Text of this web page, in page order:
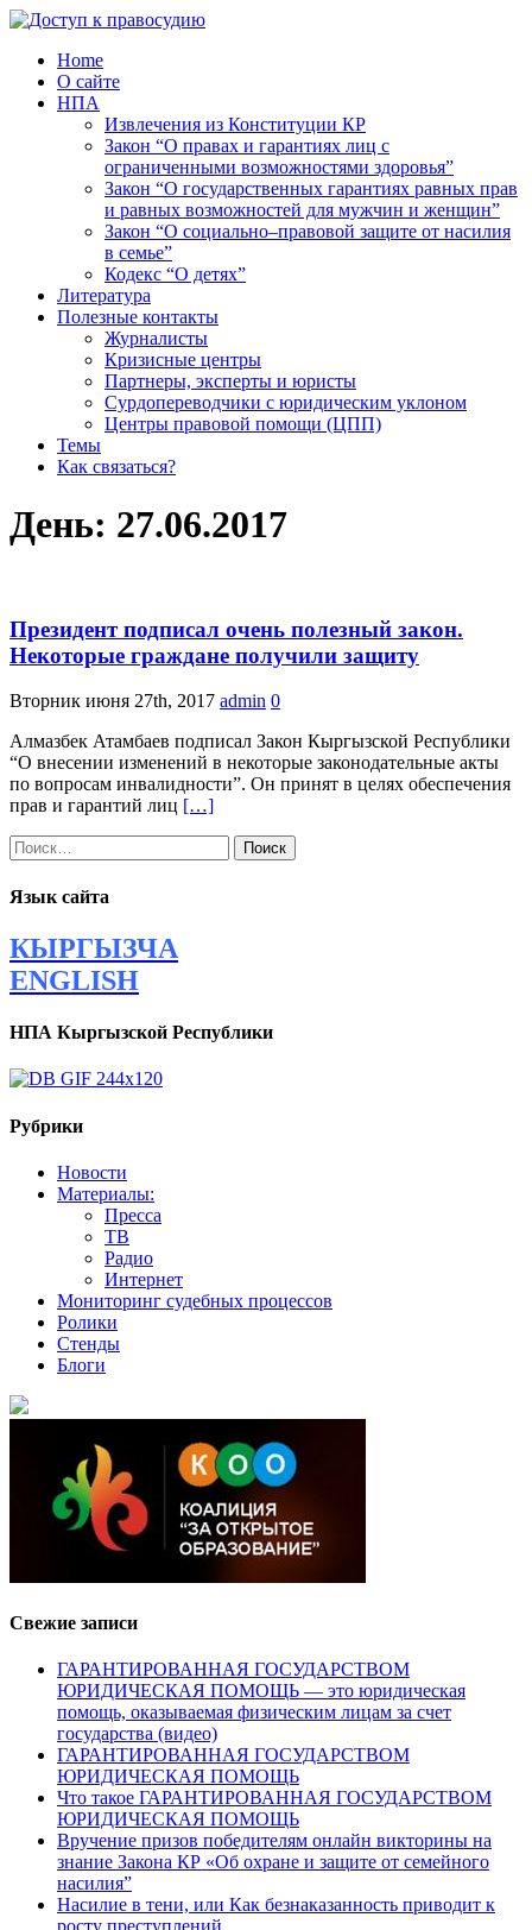
Home
О сайте
НПА
Извлечения из Конституции КР
Закон “О правах и гарантиях лиц с
ограниченными возможностями здоровья”
Закон “О государственных гарантиях равных прав
и равных возможностей для мужчин и женщин”
Закон “О социально–правовой защите от насилия
в семье”
Кодекс “О детях”
Литература
Полезные контакты
Журналисты
Кризисные центры
Партнеры, эксперты и юристы
Сурдопереводчики с юридическим уклоном
Центры правовой помощи (ЦПП)
Темы
Как связаться?
День: 27.06.2017
Президент подписал очень полезный закон.
Некоторые граждане получили защиту
Вторник июня 27th, 2017 admin 0
Алмазбек Атамбаев подписал Закон Кыргызской Республики
“О внесении изменений в некоторые законодательные акты
по вопросам инвалидности”. Он принят в целях обеспечения
прав и гарантий лиц […]
Найти:
Язык сайта
КЫРГЫЗЧА
ENGLISH
НПА Кыргызской Республики
Рубрики
Новости
Материалы:
Пресса
ТВ
Радио
Интернет
Мониторинг судебных процессов
Ролики
Стенды
Блоги
Свежие записи
ГАРАНТИРОВАННАЯ ГОСУДАРСТВОМ
ЮРИДИЧЕСКАЯ ПОМОЩЬ — это юридическая
помощь, оказываемая физическим лицам за счет
государства (видео)
ГАРАНТИРОВАННАЯ ГОСУДАРСТВОМ
ЮРИДИЧЕСКАЯ ПОМОЩЬ
Что такое ГАРАНТИРОВАННАЯ ГОСУДАРСТВОМ
ЮРИДИЧЕСКАЯ ПОМОЩЬ
Вручение призов победителям онлайн викторины на
знание Закона КР «Об охране и защите от семейного
насилия”
Насилие в тени, или Как безнаказанность приводит к